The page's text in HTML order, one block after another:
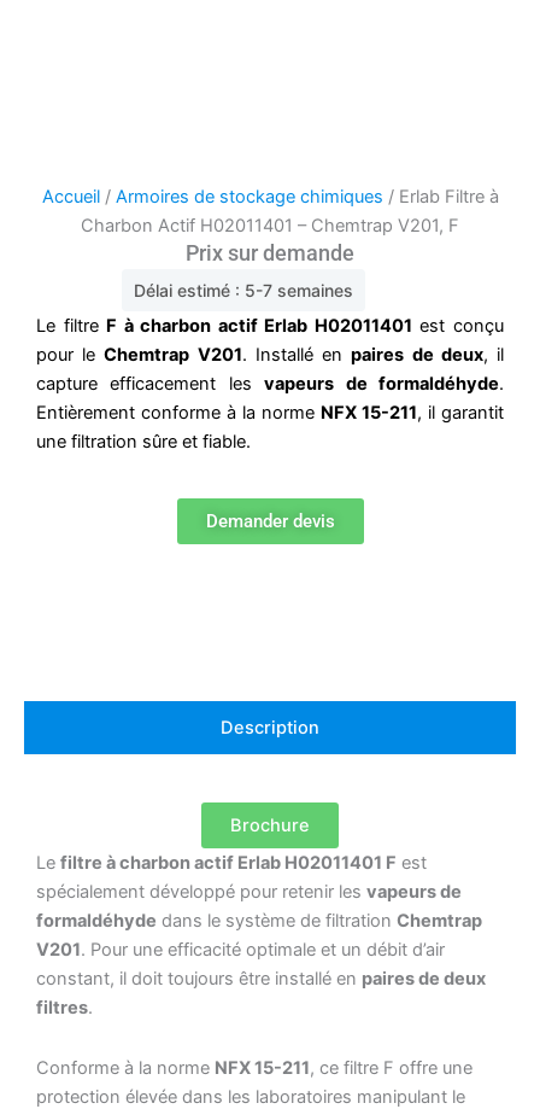
Accueil/ Armoires de stockage chimiques / Erlab Filtre à
Charbon Actif H02011401 – Chemtrap V201, F
Prix sur demande
Délai estimé : 5-7 semaines
Le filtre F à charbon actif Erlab H02011401 est conçu
pour leChemtrap V201. Installé enpaires de deux, il
capture efficacement lesvapeurs de formaldéhyde.
Entièrement conforme à la norme NFX 15-211, il garantit
une filtration sûre et fiable.
Demander devis
Description
Brochure
Le filtre à charbon actif Erlab H02011401 F est
spécialement développé pour retenir les vapeurs de
formaldéhyde dans le système de filtration Chemtrap
V201. Pour une efficacité optimale et un débit d’air
constant, il doit toujours être installé en paires de deux
filtres.
Conforme à la norme NFX 15-211, ce filtre F offre une
protection élevée dans les laboratoires manipulant le